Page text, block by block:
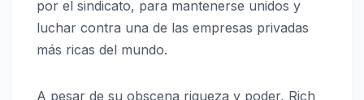
por el sindicato, para mantenerse unidos y
luchar contra una de las empresas privadas
más ricas del mundo.
A pesar de su obscena riqueza y poder, Rich